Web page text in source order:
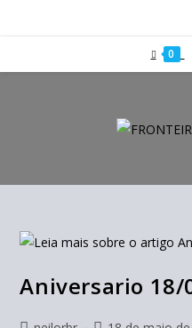
0
Aniversario 18/